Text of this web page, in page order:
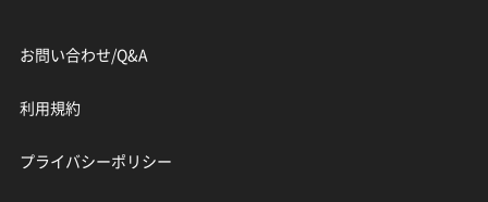
お問い合わせ/Q&A
利用規約
プライバシーポリシー